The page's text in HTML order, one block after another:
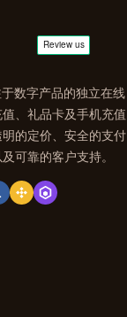
数字产品的独立在线
、礼品卡及手机充值
的定价、安全的支付
可靠的客户支持。